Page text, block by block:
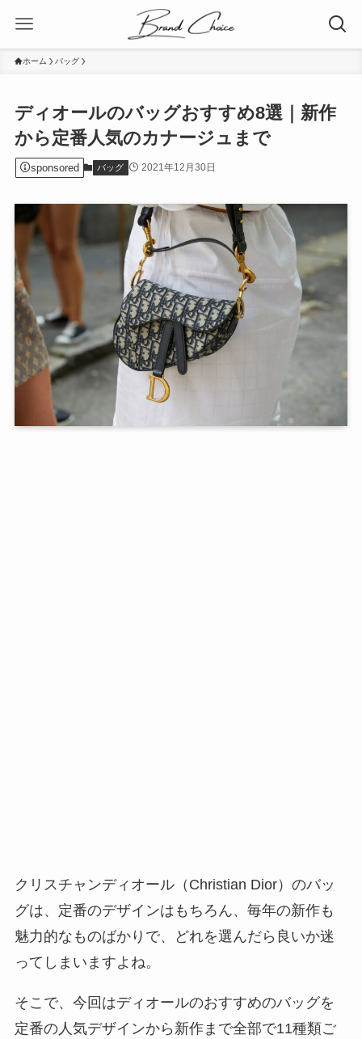
ホーム バッグ
ディオールのバッグおすすめ8選｜新作
から定番人気のカナージュまで
sponsored バッグ 2021年12月30日
クリスチャンディオール（Christian Dior）のバッ
グは、定番のデザインはもちろん、毎年の新作も
魅力的なものばかりで、どれを選んだら良いか迷
ってしまいますよね。
そこで、今回はディオールのおすすめのバッグを
定番の人気デザインから新作まで全部で11種類ご